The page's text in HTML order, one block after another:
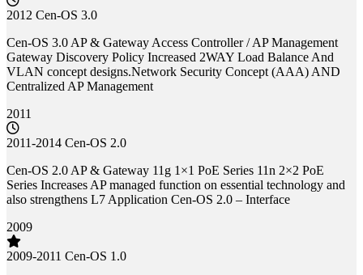
2012 Cen-OS 3.0
Cen-OS 3.0 AP & Gateway Access Controller / AP Management
Gateway Discovery Policy Increased 2WAY Load Balance And
VLAN concept designs.Network Security Concept (AAA) AND
Centralized AP Management
2011
2011-2014 Cen-OS 2.0
Cen-OS 2.0 AP & Gateway 11g 1×1 PoE Series 11n 2×2 PoE
Series Increases AP managed function on essential technology and
also strengthens L7 Application Cen-OS 2.0 – Interface
2009
2009-2011 Cen-OS 1.0